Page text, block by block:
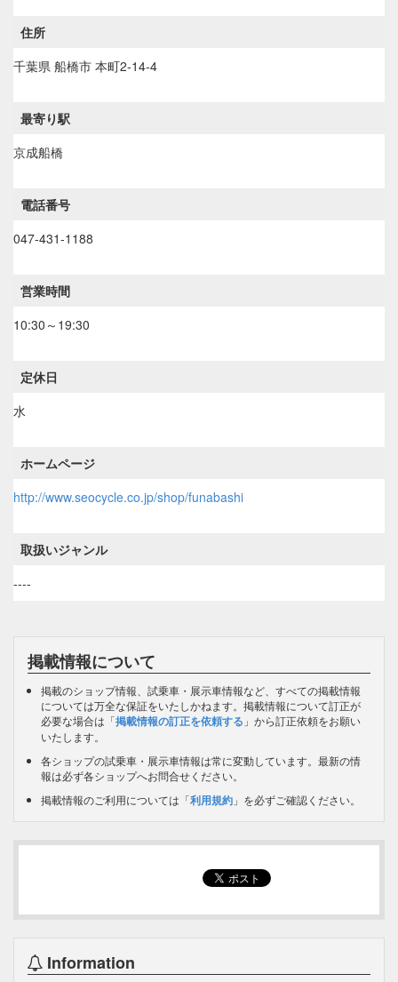
住所
千葉県 船橋市 本町2-14-4
最寄り駅
京成船橋
電話番号
047-431-1188
営業時間
10:30～19:30
定休日
水
ホームページ
http://www.seocycle.co.jp/shop/funabashi
取扱いジャンル
----
掲載情報について
掲載のショップ情報、試乗車・展示車情報など、すべての掲載情報
については万全な保証をいたしかねます。掲載情報について訂正が
必要な場合は「掲載情報の訂正を依頼する 」から訂正依頼をお願い
いたします。
各ショップの試乗車・展示車情報は常に変動しています。最新の情
報は必ず各ショップへお問合せください。
掲載情報のご利用については「利用規約 」を必ずご確認ください。
Information